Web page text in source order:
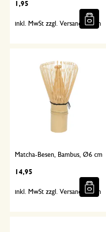
1,95
inkl. MwSt zzgl. Versandkosten
Matcha-Besen, Bambus, Ø6 cm
14,95
inkl. MwSt zzgl. Versandkosten